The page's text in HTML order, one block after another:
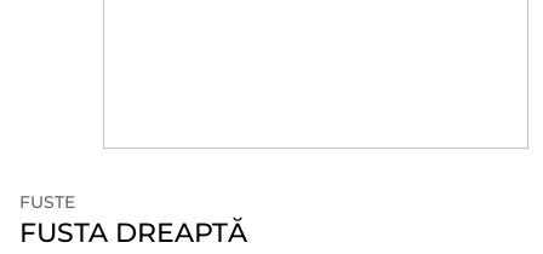
FUSTE
FUSTA DREAPTĂ